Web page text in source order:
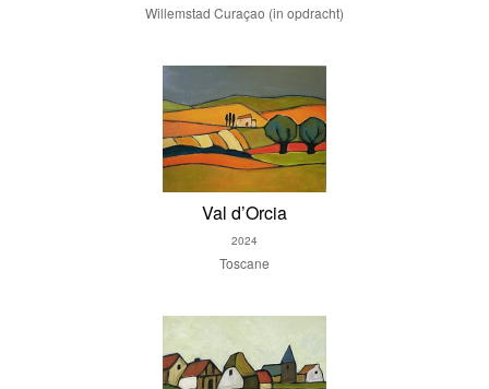
Willemstad Curaçao (in opdracht)
Val d’Orcia
2024
Toscane